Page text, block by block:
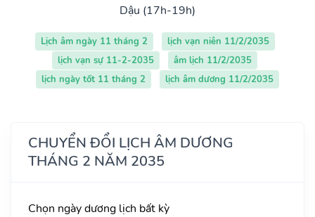
Dậu (17h-19h)
Lịch âm ngày 11 tháng 2
lịch vạn niên 11/2/2035
lịch vạn sự 11-2-2035
âm lịch 11/2/2035
lịch ngày tốt 11 tháng 2
lịch âm dương 11/2/2035
CHUYỂN ĐỔI LỊCH ÂM DƯƠNG
THÁNG 2 NĂM 2035
Chọn ngày dương lịch bất kỳ